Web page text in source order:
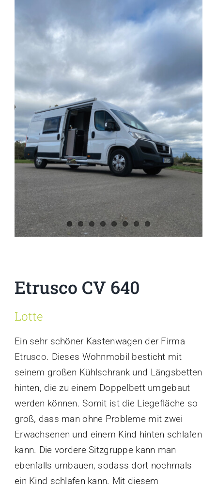
Etrusco CV 640
Lotte
Ein sehr schöner Kastenwagen der Firma
Etrusco. Dieses Wohnmobil besticht mit
seinem großen Kühlschrank und Längsbetten
hinten, die zu einem Doppelbett umgebaut
werden können. Somit ist die Liegefläche so
groß, dass man ohne Probleme mit zwei
Erwachsenen und einem Kind hinten schlafen
kann. Die vordere Sitzgruppe kann man
ebenfalls umbauen, sodass dort nochmals
ein Kind schlafen kann. Mit diesem